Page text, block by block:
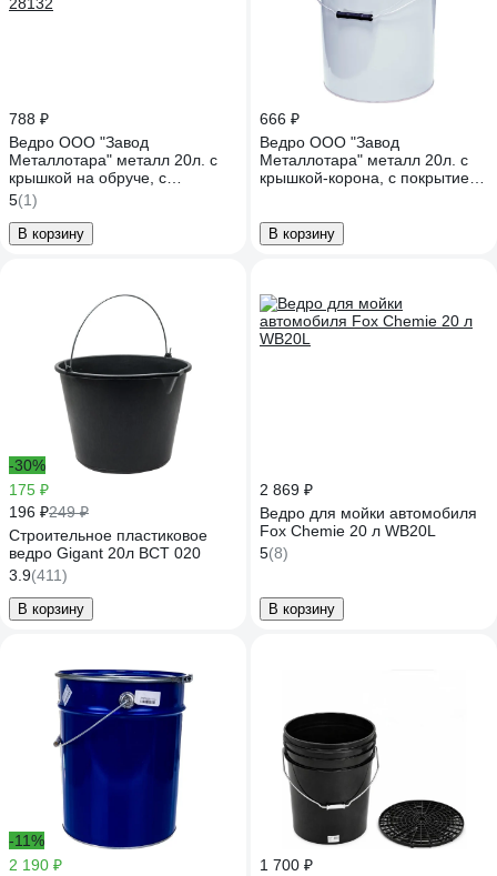
788 ₽
Ведро ООО "Завод
Металлотара" металл 20л. с
крышкой на обруче, с
покрытием внутри цв. синий
28132
5(1)
В корзину
666 ₽
Ведро ООО "Завод
Металлотара" металл 20л. с
крышкой-корона, с покрытием
В корзину
-30%
175 ₽
196 ₽249 ₽
Строительное пластиковое
ведро Gigant 20л BCT 020
3.9(411)
В корзину
2 869 ₽
Ведро для мойки автомобиля
Fox Chemie 20 л WB20L
5(8)
В корзину
-11%
2 190 ₽
1 700 ₽